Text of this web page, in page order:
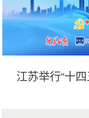
江苏举行“十